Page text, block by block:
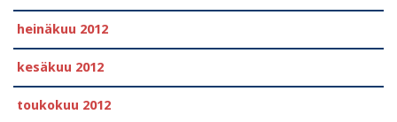
heinäkuu 2012
kesäkuu 2012
toukokuu 2012